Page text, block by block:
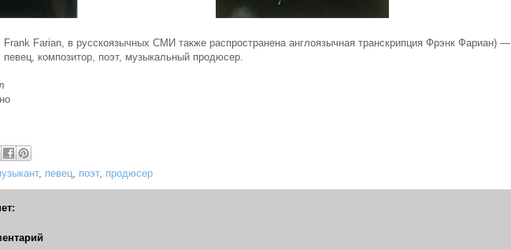
Farian, в русскоязычных СМИ также распространена англоязычная транскрипция Фрэнк Фариан) —
певец, композитор, поэт, музыкальный продюсер.
, певец, поэт, продюсер